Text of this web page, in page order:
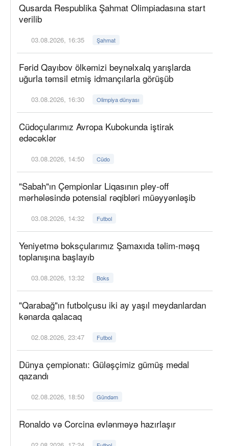
Qusarda Respublika Şahmat Olimpiadasına start
verilib
03.08.2026, 16:35 Şahmat
Fərid Qayıbov ölkəmizi beynəlxalq yarışlarda
uğurla təmsil etmiş idmançılarla görüşüb
03.08.2026, 16:30 Olimpiya dünyası
Cüdoçularımız Avropa Kubokunda iştirak
edəcəklər
03.08.2026, 14:50 Cüdo
"Sabah"ın Çempionlar Liqasının pley-off
mərhələsində potensial rəqibləri müəyyənləşib
03.08.2026, 14:32 Futbol
Yeniyetmə boksçularımız Şamaxıda təlim-məşq
toplanışına başlayıb
03.08.2026, 13:32 Boks
"Qarabağ"ın futbolçusu iki ay yaşıl meydanlardan
kənarda qalacaq
02.08.2026, 23:47 Futbol
Dünya çempionatı: Güləşçimiz gümüş medal
qazandı
02.08.2026, 18:50 Gündəm
Ronaldo və Corcina evlənməyə hazırlaşır